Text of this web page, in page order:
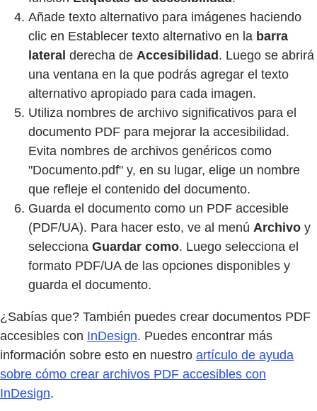
Añade texto alternativo para imágenes haciendo
clic en Establecer texto alternativo en la barra
lateral derecha de Accesibilidad . Luego se abrirá
una ventana en la que podrás agregar el texto
alternativo apropiado para cada imagen.
Utiliza nombres de archivo significativos para el
documento PDF para mejorar la accesibilidad.
Evita nombres de archivos genéricos como
"Documento.pdf" y, en su lugar, elige un nombre
que refleje el contenido del documento.
Guarda el documento como un PDF accesible
(PDF/UA). Para hacer esto, ve al menú Archivo y
selecciona Guardar como. Luego selecciona el
formato PDF/UA de las opciones disponibles y
guarda el documento.
¿Sabías que? También puedes crear documentos PDF
accesibles con InDesign. Puedes encontrar más
información sobre esto en nuestro artículo de ayuda
sobre cómo crear archivos PDF accesibles con
InDesign.